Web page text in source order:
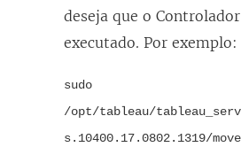
deseja que o
executado. Por exemplo:
sudo
/opt/tableau/
s.10400.17.0802.1319/